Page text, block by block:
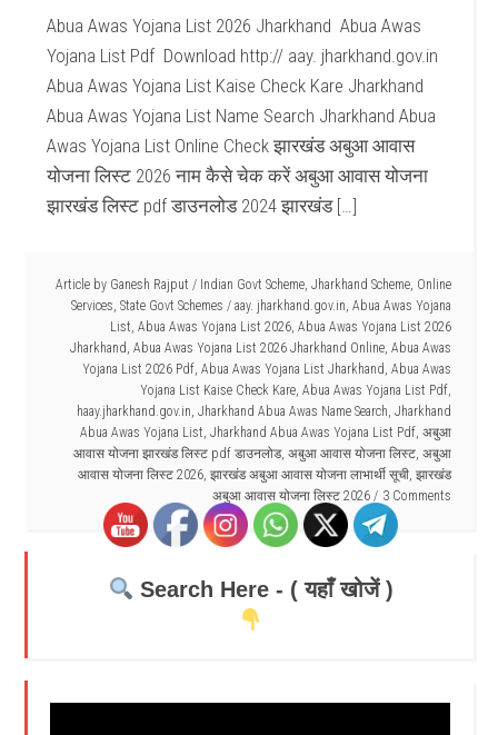
Abua Awas Yojana List 2026 Jharkhand Abua Awas
Yojana List Pdf Download http:// aay. jharkhand.gov.in
Abua Awas Yojana List Kaise Check Kare Jharkhand
Abua Awas Yojana List Name Search Jharkhand Abua
Awas Yojana List Online Check झारखंड अबुआ आवास
योजना लिस्ट 2026 नाम कैसे चेक करें अबुआ आवास योजना
झारखंड लिस्ट pdf डाउनलोड 2024 झारखंड […]
Article by Ganesh Rajput / Indian Govt Scheme, Jharkhand Scheme, Online
Services, State Govt Schemes / aay. jharkhand.gov.in, Abua Awas Yojana
List, Abua Awas Yojana List 2026, Abua Awas Yojana List 2026
Jharkhand, Abua Awas Yojana List 2026 Jharkhand Online, Abua Awas
Yojana List 2026 Pdf, Abua Awas Yojana List Jharkhand, Abua Awas
Yojana List Kaise Check Kare, Abua Awas Yojana List Pdf,
haay.jharkhand.gov.in, Jharkhand Abua Awas Name Search, Jharkhand
Abua Awas Yojana List, Jharkhand Abua Awas Yojana List Pdf, अबुआ
आवास योजना झारखंड लिस्ट pdf डाउनलोड, अबुआ आवास योजना लिस्ट, अबुआ
आवास योजना लिस्ट 2026, झारखंड अबुआ आवास योजना लाभार्थी सूची, झारखंड
अबुआ आवास योजना लिस्ट 2026
3 Comments
Search Here - ( यहाँ खोजें )